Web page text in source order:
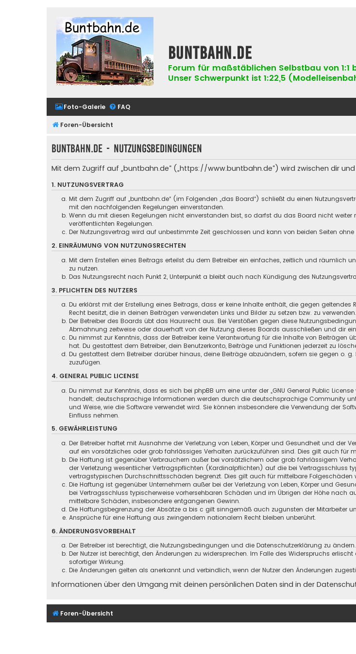
buntbahn.de
Forum für maßstäblichen Selbstbau von 1:1
Unser Schwerpunkt ist 1:22,5
Foto-Galerie FAQ
Foren-Übersicht
buntbahn.de - Nutzungsbedingungen
Mit dem Zugriff auf „buntbahn.de“ („https://www.buntbahn.de“) wird zwischen dir
1. NUTZUNGSVERTRAG
Mit dem Zugriff auf „buntbahn.de“ (im Folgenden „das Board“) schließt du einen
mit den nachfolgenden Regelungen einverstanden.
Wenn du mit diesen Regelungen nicht einverstanden bist, so darfst du das Board nicht weiter
veröffentlichten Regelungen.
Der Nutzungsvertrag wird auf unbestimmte Zeit geschlossen und kann von beiden Seiten
2. EINRÄUMUNG VON NUTZUNGSRECHTEN
Mit dem Erstellen eines Beitrags erteilst du dem Betreiber ein einfaches, zeitlich und räumlich
zu nutzen.
Das Nutzungsrecht nach Punkt 2, Unterpunkt a bleibt auch nach Kündigung des
3. PFLICHTEN DES NUTZERS
Du erklärst mit der Erstellung eines Beitrags, dass er keine Inhalte enthält, die gegen
Recht besitzt, die in deinen Beiträgen verwendeten Links und Bilder zu setzen bzw. zu verwenden.
Der Betreiber des Boards übt das Hausrecht aus. Bei Verstößen gegen diese
Abmahnung zeitweise oder dauerhaft von der Nutzung dieses Boards ausschließen und dir
Du nimmst zur Kenntnis, dass der Betreiber keine Verantwortung für die Inhalte von
hat. Du gestattest dem Betreiber, dein Benutzerkonto, Beiträge und Funktionen jederzeit zu
Du gestattest dem Betreiber darüber hinaus, deine Beiträge abzuändern, sofern sie gegen o.
zuzufügen.
4. GENERAL PUBLIC LICENSE
Du nimmst zur Kenntnis, dass es sich bei phpBB um eine unter der „GNU General Public License
handelt; deutschsprachige Informationen werden durch die deutschsprachige Community
und Weise, wie die Software verwendet wird. Sie können insbesondere die Verwendung der
Einfluss nehmen.
5. GEWÄHRLEISTUNG
Der Betreiber haftet mit Ausnahme der Verletzung von Leben, Körper und Gesundheit und
auf ein vorsätzliches oder grob fahrlässiges Verhalten zurückzuführen sind. Dies gilt auch für
Die Haftung ist gegenüber Verbrauchern außer bei vorsätzlichem oder grob fahrlässigem
der Verletzung wesentlicher Vertragspflichten (Kardinalpflichten) auf die bei Vertragsschluss
vertragstypischen Durchschnittsschäden begrenzt. Dies gilt auch für mittelbare Folgeschäden
Die Haftung ist gegenüber Unternehmern außer bei der Verletzung von Leben, Körper und
bei Vertragsschluss typischerweise vorhersehbaren Schäden und im Übrigen der Höhe nach
mittelbare Schäden, insbesondere entgangenen Gewinn.
Die Haftungsbegrenzung der Absätze a bis c gilt sinngemäß auch zugunsten der Mitarbeiter
Ansprüche für eine Haftung aus zwingendem nationalem Recht bleiben unberührt.
6. ÄNDERUNGSVORBEHALT
Der Betreiber ist berechtigt, die Nutzungsbedingungen und die Datenschutzerklärung zu
Der Nutzer ist berechtigt, den Änderungen zu widersprechen. Im Falle des Widerspruchs
sofortiger Wirkung.
Die Änderungen gelten als anerkannt und verbindlich, wenn der Nutzer den Änderungen
Informationen über den Umgang mit deinen persönlichen Daten sind in der
Foren-Übersicht